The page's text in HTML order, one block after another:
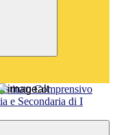
Istituto Comprensivo
e Secondaria di I